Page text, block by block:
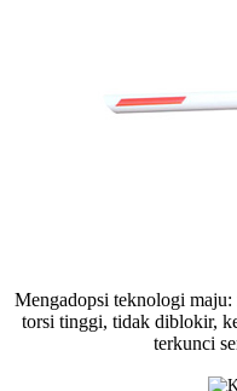
Mengadopsi teknologi
torsi tinggi, tidak diblokir,
terkunci